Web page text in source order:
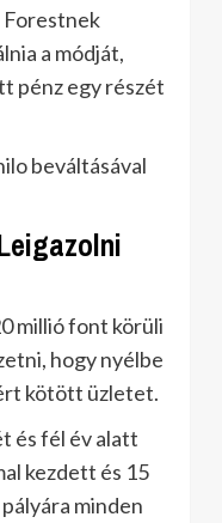
Forestnek
a módját,
pénz egy részét
beváltásával
millió font körüli
hogy nyélbe
kötött üzletet.
és fél év alatt
kezdett és 15
minden